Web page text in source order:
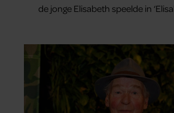
de jonge Elisabeth speelde in